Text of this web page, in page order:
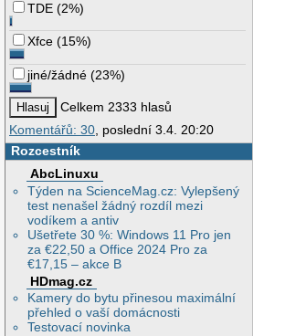
TDE (2%)
Xfce (15%)
jiné/žádné (23%)
Celkem 2333 hlasů
Komentářů: 30, poslední 3.4. 20:20
Rozcestník
AbcLinuxu
Týden na ScienceMag.cz: Vylepšený
test nenašel žádný rozdíl mezi
vodíkem a antiv
Ušetřete 30 %: Windows 11 Pro jen
za €22,50 a Office 2024 Pro za
€17,15 – akce B
HDmag.cz
Kamery do bytu přinesou maximální
přehled o vaší domácnosti
Testovací novinka